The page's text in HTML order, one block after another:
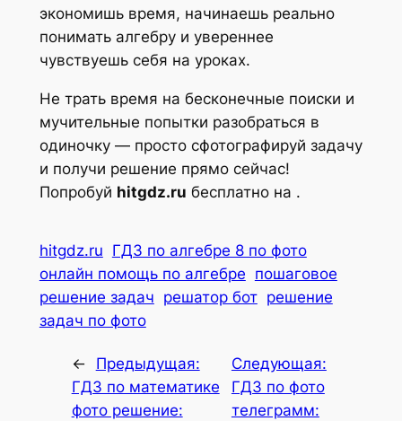
экономишь время, начинаешь реально
понимать алгебру и увереннее
чувствуешь себя на уроках.
Не трать время на бесконечные поиски и
мучительные попытки разобраться в
одиночку — просто сфотографируй задачу
и получи решение прямо сейчас!
Попробуй hitgdz.ru бесплатно на .
hitgdz.ru ГДЗ по алгебре 8 по фото
онлайн помощь по алгебре пошаговое
решение задач решатор бот решение
задач по фото
←
Предыдущая:
ГДЗ по математике
фото решение:
Следующая:
ГДЗ по фото
телеграмм: